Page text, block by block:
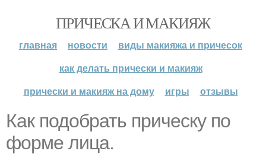
ПРИЧЕСКА И МАКИЯЖ
главная новости
виды макияжа и причесок
как делать прически и макияж
прически и макияж на дому
игры отзывы
Как подобрать прическу по
форме лица.